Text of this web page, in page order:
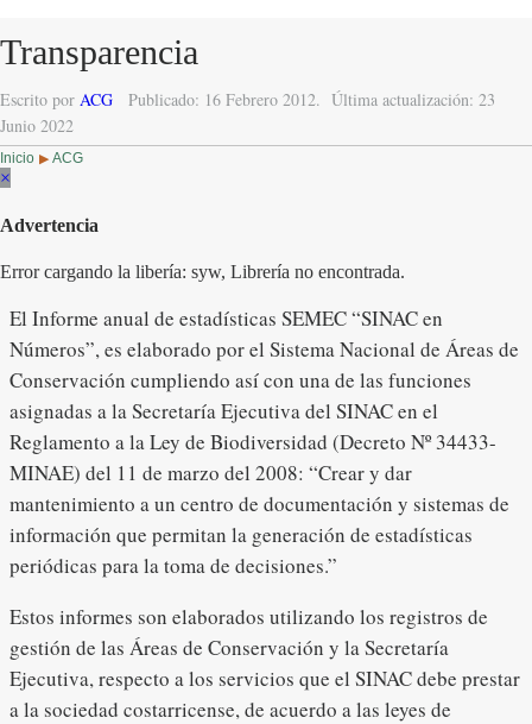
Transparencia
Escrito por ACG Publicado: 16 Febrero 2012. Última actualización: 23
Junio 2022
Inicio ▶ ACG
×
Advertencia
Error cargando la libería: syw, Librería no encontrada.
El Informe anual de estadísticas SEMEC “SINAC en
Números”, es elaborado por el Sistema Nacional de Áreas de
Conservación cumpliendo así con una de las funciones
asignadas a la Secretaría Ejecutiva del SINAC en el
Reglamento a la Ley de Biodiversidad (Decreto Nº 34433-
MINAE) del 11 de marzo del 2008: “Crear y dar
mantenimiento a un centro de documentación y sistemas de
información que permitan la generación de estadísticas
periódicas para la toma de decisiones.”
Estos informes son elaborados utilizando los registros de
gestión de las Áreas de Conservación y la Secretaría
Ejecutiva, respecto a los servicios que el SINAC debe prestar
a la sociedad costarricense, de acuerdo a las leyes de